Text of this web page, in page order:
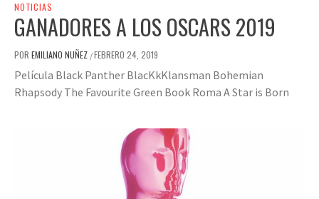
NOTICIAS
GANADORES A LOS OSCARS 2019
POR EMILIANO NUÑEZ /FEBRERO 24, 2019
Película Black Panther BlacKkKlansman Bohemian
Rhapsody The Favourite Green Book Roma A Star is Born